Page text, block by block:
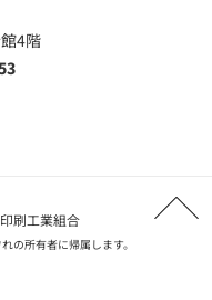
4階
刷工業組合
の所有者に帰属します。